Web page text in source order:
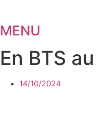
MENU
En BTS
14/10/2024